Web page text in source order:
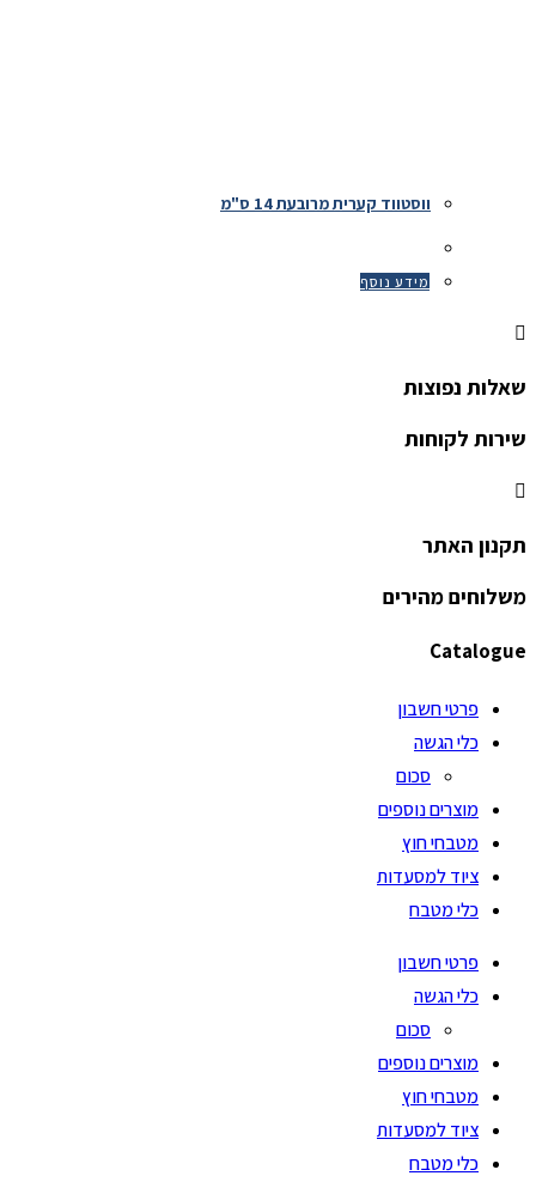
ווסטווד קערית מרובעת 14 ס"מ
מידע נוסף
שאלות נפוצות
שירות לקוחות
תקנון האתר
משלוחים מהירים
Catalogue
פרטי חשבון
כלי הגשה
סכום
מוצרים נוספים
מטבחי חוץ
ציוד למסעדות
כלי מטבח
פרטי חשבון
כלי הגשה
סכום
מוצרים נוספים
מטבחי חוץ
ציוד למסעדות
כלי מטבח